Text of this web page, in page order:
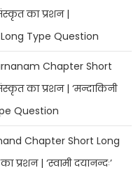
का प्रशन |
Long Type Question
Chapter Short
का प्रशन | ‘मन्दाकिनी
Question
Chapter Short Long
| ‘स्वामी दयानन्दः’